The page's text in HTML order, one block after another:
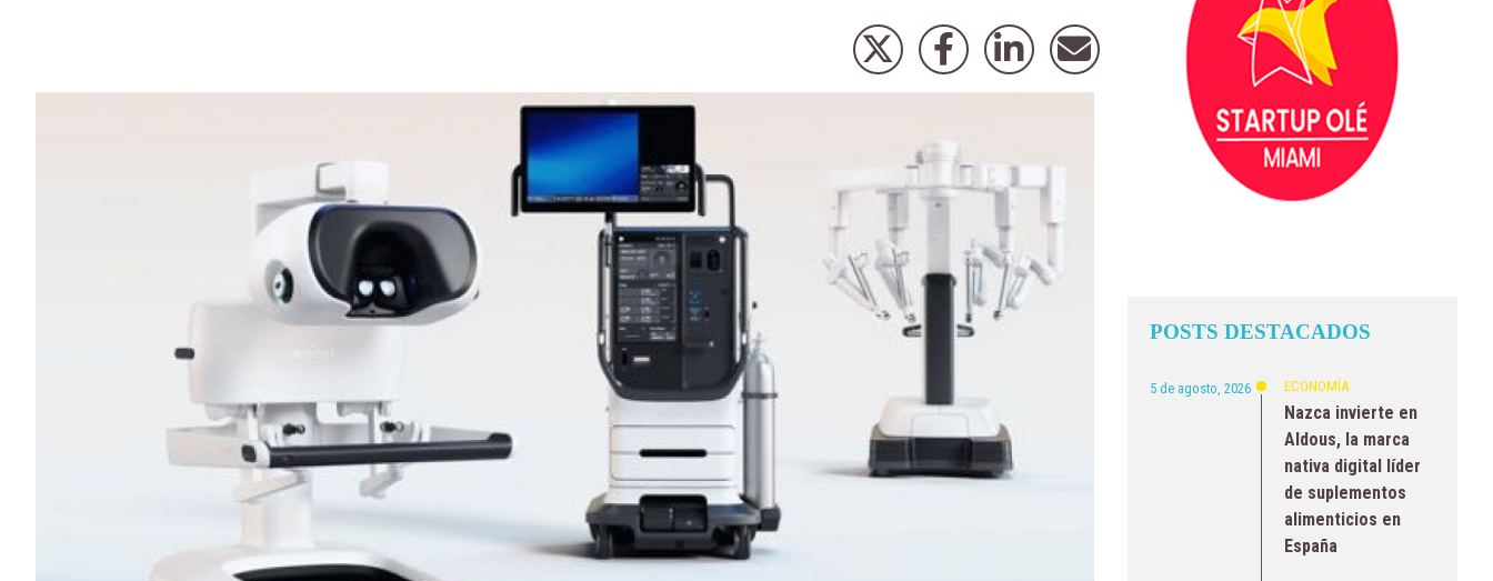
POSTS DESTACADOS
5 de agosto, 2026 ECONOMÍA
Nazca invierte en
Aldous, la marca
nativa digital líder
de suplementos
alimenticios en
España